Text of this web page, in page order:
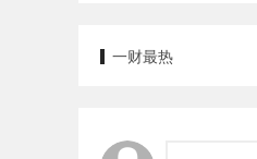
一财最热